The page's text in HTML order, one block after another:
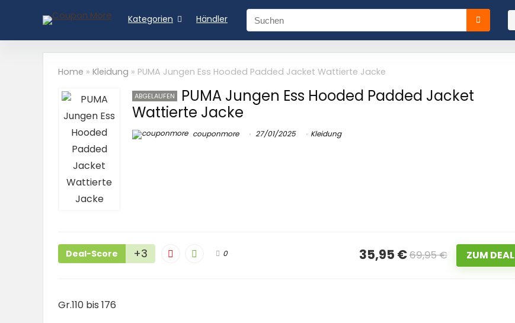
Kategorien Händler
Home » Kleidung » PUMA Jungen Ess Hooded Padded Jacket Wattierte Jacke
ABGELAUFEN
PUMA Jungen Ess Hooded Padded Jacket
Wattierte Jacke
couponmore 27/01/2025 Kleidung
Deal-Score +3 0 35,95 €69,95 € ZUM DEAL
Gr.110 bis 176